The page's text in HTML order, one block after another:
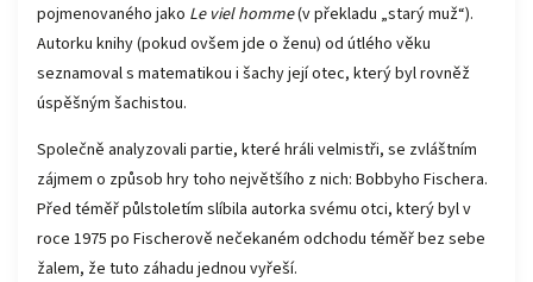
pojmenovaného jako Le viel homme(v překladu „starý muž“).
Autorku knihy (pokud ovšem jde o ženu) od útlého věku
seznamoval s matematikou i šachy její otec, který byl rovněž
úspěšným šachistou.
Společně analyzovali partie, které hráli velmistři, se zvláštním
zájmem o způsob hry toho největšího z nich: Bobbyho Fischera.
Před téměř půlstoletím slíbila autorka svému otci, který byl v
roce 1975 po Fischerově nečekaném odchodu téměř bez sebe
žalem, že tuto záhadu jednou vyřeší.